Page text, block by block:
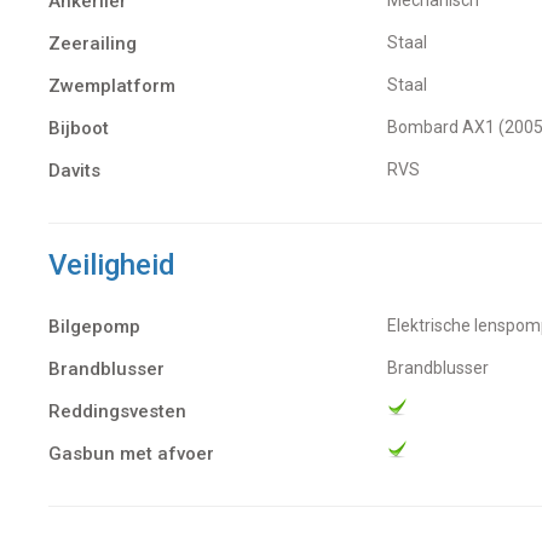
Zeerailing Staal
Zwemplatform Staal
Bijboot Bombard AX1
Davits RVS
Veiligheid
Bilgepomp Elektrische
Brandblusser Brandblusser
Reddingsvesten
Gasbun met afvoer